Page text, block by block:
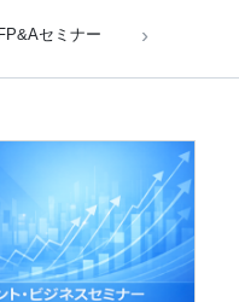
セミナー